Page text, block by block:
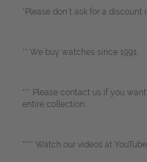
*Please don`t ask for a discount
** We buy watches since 1991.
*** Please contact us if you
entire collection.
**** Watch our videos at YouTube